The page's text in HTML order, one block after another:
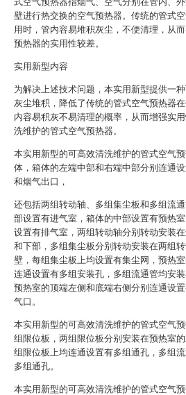
壁进行热交换的空气预热器。传统的管式
用时，管内容易堆积灰尘，不便清理，从
预热器的实用性较差。
实用新型内容
为解决上述技术问题，本实用新型提供一
灰尘堆积，降低了传统的管式空气预热器
内容易积灰不易清理的概率，从而增强实
洗维护的管式空气预热器。
本实用新型的可高效清洗维护的管式空气
体，箱体的左端中部和右端中部分别连通
和烟气出口，
还包括两组转动轴、多组集尘板和多组流
部设置有进气室，箱体的中部设置有预热
设置有排气室，两组转动轴分别转动安装
和下部，多组集尘板分别转动安装在两组
壁，每组集尘板上均设置有集尘网，预热
连通设置有多组安装孔，多组流通管均安装
预热室的顶端左侧和底端右侧分别连通设
气口。
本实用新型的可高效清洗维护的管式空气
组限位板，两组限位板分别安装在预热室
组限位板上均连通设置有多组通孔，多组
多组通孔。
本实用新型的可高效清洗维护的管式空气